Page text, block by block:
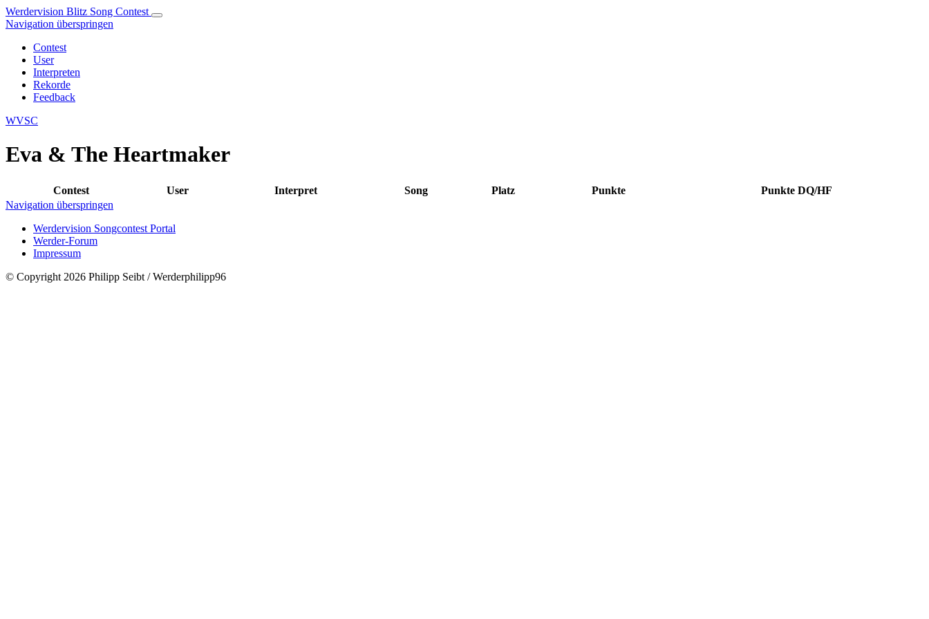
Werdervision Blitz Song Contest
Navigation überspringen
Contest
User
Interpreten
Rekorde
Feedback
WVSC
Eva & The Heartmaker
Contest User Interpret Song Platz Punkte
Punkte DQ/HF
Navigation überspringen
Werdervision Songcontest Portal
Werder-Forum
Impressum
© Copyright 2026 Philipp Seibt / Werderphilipp96